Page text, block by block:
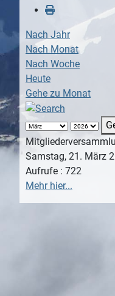
Nach Jahr
Nach Monat
Nach Woche
Heute
Gehe zu Monat
Samstag, 21. März
Aufrufe : 722
Mehr hier...